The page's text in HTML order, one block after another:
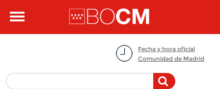
Toggle
Fecha y hora oficial
Comunidad de Madrid